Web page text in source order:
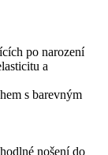
po narození
a
s barevným
nošení do